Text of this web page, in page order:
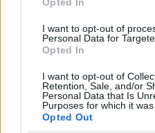
I want to opt-out of
Personal Data for
Opted In
I want to opt-out of
Retention, Sale, and/or
Personal Data that Is
Purposes for which it was
Opted Out
TAGS: Ευρωεκλογές
Επιστολική ψήφος
BEST OF